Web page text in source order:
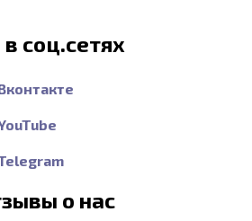
соц.сетях
о нас